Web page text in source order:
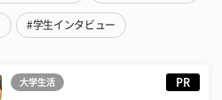
#学生インタビュー
大学生活 PR